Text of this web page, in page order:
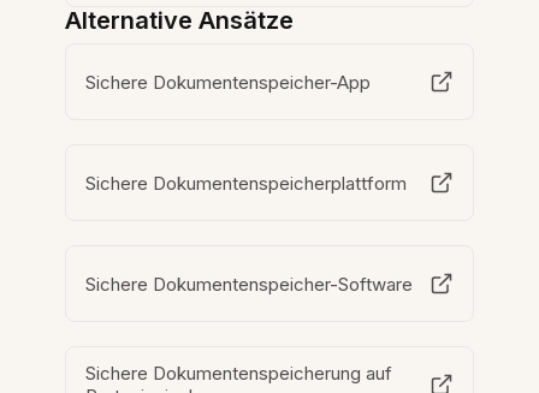
Alternative Ansätze
Sichere Dokumentenspeicher-App
Sichere Dokumentenspeicherplattform
Sichere Dokumentenspeicher-Software
Sichere Dokumentenspeicherung auf